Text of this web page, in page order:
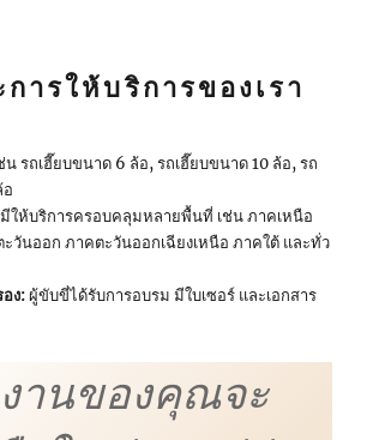
ารให้บริการของเรา
น รถเฮี๊ยบขนาด 6 ล้อ, รถเฮี๊ยบขนาด 10 ล้อ, รถ
อ
ให้บริการครอบคลุมหลายพื้นที่ เช่น ภาคเหนือ
วันออก ภาคตะวันออกเฉียงเหนือ ภาคใต้ และทั่ว
ง:ผู้ขับขี่ได้รับการอบรม มีใบเซอร์ และเอกสาร
านของคุณจะ